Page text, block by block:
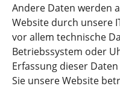
Andere Daten werden
Website durch unsere
vor allem technische
Betriebssystem oder
Erfassung dieser
Sie unsere Website